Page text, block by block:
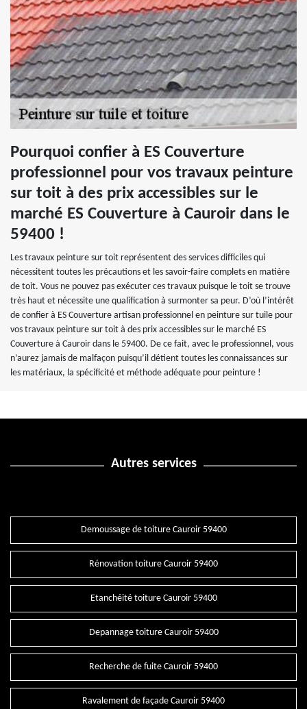
Pourquoi confier à ES Couverture
professionnel pour vos travaux peinture
sur toit à des prix accessibles sur le
marché ES Couverture à Cauroir dans le
59400 !
Les travaux peinture sur toit représentent des services difficiles qui
nécessitent toutes les précautions et les savoir-faire complets en matière
de toit. Vous ne pouvez pas exécuter ces travaux puisque le toit se trouve
très haut et nécessite une qualification à surmonter sa peur. D’où l’intérêt
de confier à ES Couverture artisan professionnel en peinture sur tuile pour
vos travaux peinture sur toit à des prix accessibles sur le marché ES
Couverture à Cauroir dans le 59400. De ce fait, avec le professionnel, vous
n’aurez jamais de malfaçon puisqu’il détient toutes les connaissances sur
les matériaux, la spécificité et méthode adéquate pour peinture !
Autres services
Demoussage de toiture Cauroir 59400
Rénovation toiture Cauroir 59400
Etanchéité toiture Cauroir 59400
Depannage toiture Cauroir 59400
Recherche de fuite Cauroir 59400
Ravalement de façade Cauroir 59400